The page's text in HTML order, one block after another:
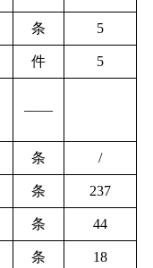
条 5
件 5
——
条 /
条 237
条 44
条 18